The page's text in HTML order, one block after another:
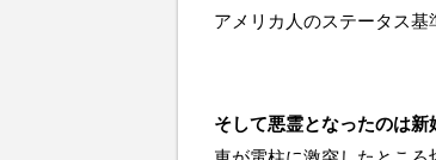
アメリカ人のステータス基
そして悪霊となったのは新